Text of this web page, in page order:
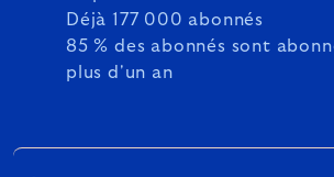
Déjà 177 000 abonnés
85 % des abonnés sont
plus d'un an